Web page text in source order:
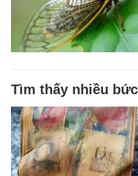
Tìm thấy nhiều